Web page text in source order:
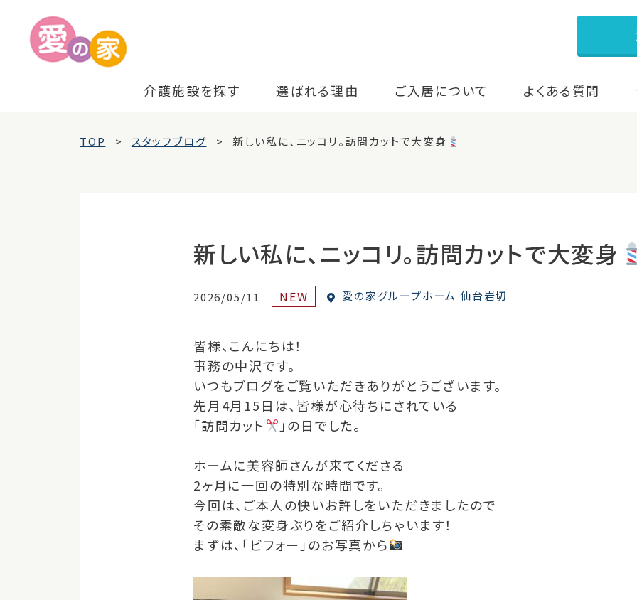
介護施設を探す 選ばれる理由 ご入居について よくある質問
TOP スタッフブログ 新しい私に、ニッコリ。訪問カットで大変身
新しい私に、ニッコリ。訪問カットで大変身
2026/05/11 NEW 愛の家グループホーム 仙台岩切
皆様、こんにちは！
事務の中沢です。
いつもブログをご覧いただきありがとうございます。
先月4月15日は、皆様が心待ちにされている
「訪問カット
」の日でした。
ホームに美容師さんが来てくださる
2ヶ月に一回の特別な時間です。
今回は、ご本人の快いお許しをいただきましたので
その素敵な変身ぶりをご紹介しちゃいます！
まずは、 「ビフォー」のお写真から